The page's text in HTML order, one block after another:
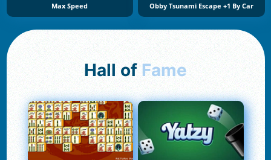
Max Speed Obby Tsunami Escape +1 By Car
Hall of Fame